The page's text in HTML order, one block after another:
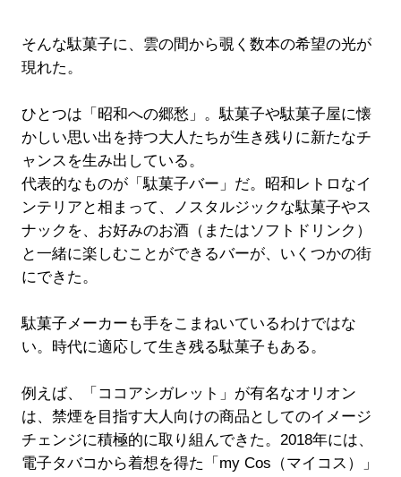
そんな駄菓子に、雲の間から覗く数本の希望の光が
現れた。
ひとつは「昭和への郷愁」。駄菓子や駄菓子屋に懐
かしい思い出を持つ大人たちが生き残りに新たなチ
ャンスを生み出している。
代表的なものが「駄菓子バー」だ。昭和レトロなイ
ンテリアと相まって、ノスタルジックな駄菓子やス
ナックを、お好みのお酒（またはソフトドリンク）
と一緒に楽しむことができるバーが、いくつかの街
にできた。
駄菓子メーカーも手をこまねいているわけではな
い。時代に適応して生き残る駄菓子もある。
例えば、「ココアシガレット」が有名なオリオン
は、禁煙を目指す大人向けの商品としてのイメージ
チェンジに積極的に取り組んできた。2018年には、
電子タバコから着想を得た「my Cos（マイコス）」